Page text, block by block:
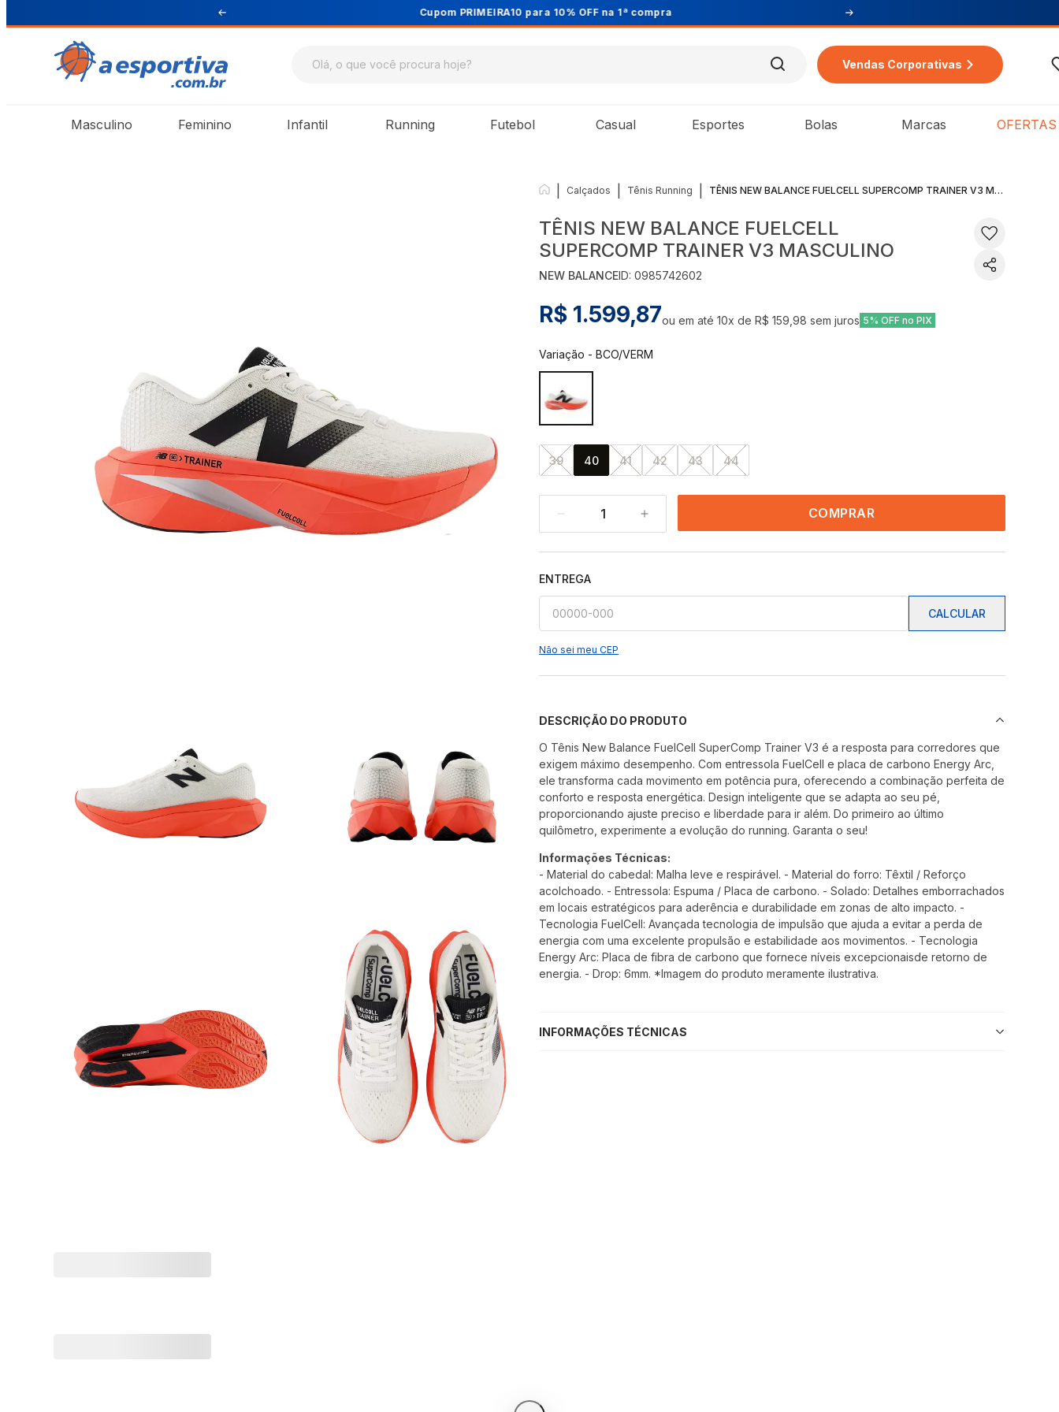
Cupom PRIMEIRA10 para 10% OFF na 1ª compra
Vendas Corporativas
Masculino Feminino Infantil Running Futebol Casual Esportes Bolas Marcas OFERTAS
Calçados Tênis Running TÊNIS NEW BALANCE FUELCELL SUPERCOMP TRAINER V3 MASCULINO
TÊNIS NEW BALANCE FUELCELL
SUPERCOMP TRAINER V3 MASCULINO
NEW BALANCEID:0985742602
R$ 1.599,87ou em até10x deR$ 159,98 sem juros 5% OFF no PIX
Variação -BCO/VERM
39 40 41 42 43 44
1 COMPRAR
ENTREGA
CALCULAR
Não sei meu CEP
DESCRIÇÃO DO PRODUTO
O Tênis New Balance FuelCell SuperComp Trainer V3 é a resposta para corredores que
exigem máximo desempenho. Com entressola FuelCell e placa de carbono Energy Arc,
ele transforma cada movimento em potência pura, oferecendo a combinação perfeita de
conforto e resposta energética. Design inteligente que se adapta ao seu pé,
proporcionando ajuste preciso e liberdade para ir além. Do primeiro ao último
quilômetro, experimente a evolução do running. Garanta o seu!
Informações Técnicas:
- Material do cabedal: Malha leve e respirável. - Material do forro: Têxtil / Reforço
acolchoado. - Entressola: Espuma / Placa de carbono. - Solado: Detalhes emborrachados
em locais estratégicos para aderência e durabilidade em zonas de alto impacto. -
Tecnologia FuelCell: Avançada tecnologia de impulsão que ajuda a evitar a perda de
energia com uma excelente propulsão e estabilidade aos movimentos. - Tecnologia
Energy Arc: Placa de fibra de carbono que fornece níveis excepcionaisde retorno de
energia. - Drop: 6mm. *Imagem do produto meramente ilustrativa.
INFORMAÇÕES TÉCNICAS